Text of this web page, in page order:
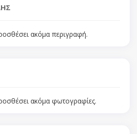
ακόμα περιγραφή.
ακόμα φωτογραφίες.